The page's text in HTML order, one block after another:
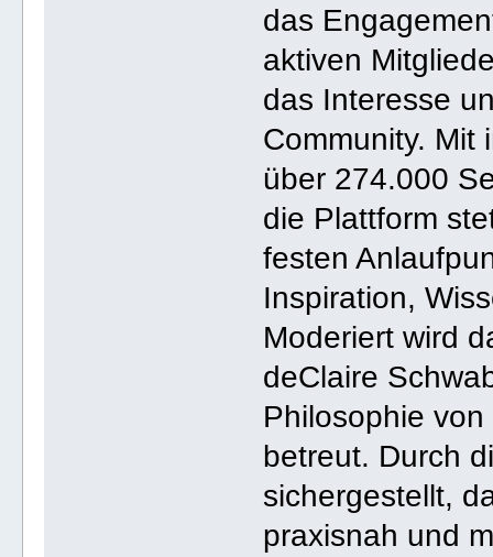
das
aktiven
das Interesse
Community. Mit
über 274.000
die Plattform
festen
Inspiration,
Moderiert wird
deClaire
Philosophie von
betreut. Durch
sichergestellt,
praxisnah und